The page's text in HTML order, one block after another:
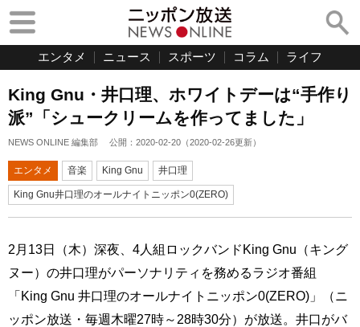
エンタメ ニュース スポーツ コラム ライフ
King Gnu・井口理、ホワイトデーは“手作り
派”「シュークリームを作ってました」
NEWS ONLINE 編集部 公開： 2020-02-20 （2020-02-26更新）
エンタメ 音楽 King Gnu 井口理
King Gnu井口理のオールナイトニッポン0(ZERO)
2月13日（木）深夜、4人組ロックバンドKing Gnu（キング
ヌー）の井口理がパーソナリティを務めるラジオ番組
「King Gnu 井口理のオールナイトニッポン0(ZERO)」（ニ
ッポン放送・毎週木曜27時～28時30分）が放送。井口がバ